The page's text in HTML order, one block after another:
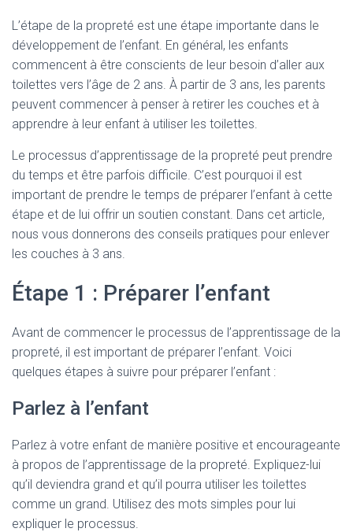
L’étape de la propreté est une étape importante dans le
développement de l’enfant. En général, les enfants
commencent à être conscients de leur besoin d’aller aux
toilettes vers l’âge de 2 ans. À partir de 3 ans, les parents
peuvent commencer à penser à retirer les couches et à
apprendre à leur enfant à utiliser les toilettes.
Le processus d’apprentissage de la propreté peut prendre
du temps et être parfois difficile. C’est pourquoi il est
important de prendre le temps de préparer l’enfant à cette
étape et de lui offrir un soutien constant. Dans cet article,
nous vous donnerons des conseils pratiques pour enlever
les couches à 3 ans.
Étape 1 : Préparer l’enfant
Avant de commencer le processus de l’apprentissage de la
propreté, il est important de préparer l’enfant. Voici
quelques étapes à suivre pour préparer l’enfant :
Parlez à l’enfant
Parlez à votre enfant de manière positive et encourageante
à propos de l’apprentissage de la propreté. Expliquez-lui
qu’il deviendra grand et qu’il pourra utiliser les toilettes
comme un grand. Utilisez des mots simples pour lui
expliquer le processus.